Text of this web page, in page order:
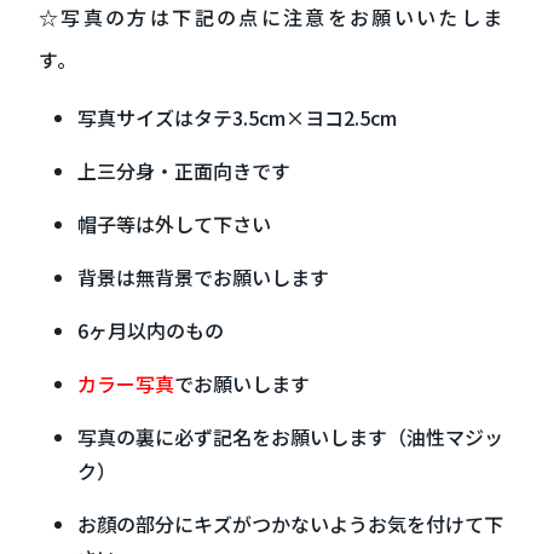
☆写真の方は下記の点に注意をお願いいたしま
す。
写真サイズはタテ3.5cm×ヨコ2.5cm
上三分身・正面向きです
帽子等は外して下さい
背景は無背景でお願いします
6ヶ月以内のもの
カラー写真でお願いします
写真の裏に必ず記名をお願いします（油性マジッ
ク）
お顔の部分にキズがつかないようお気を付けて下